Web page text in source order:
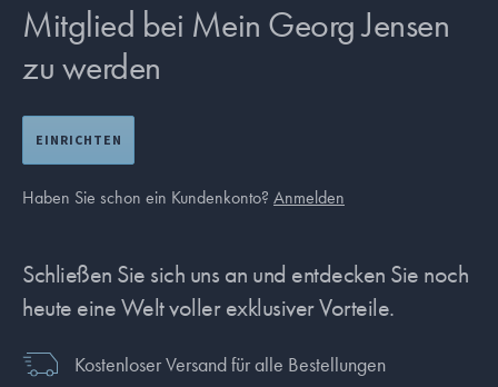
Mitglied bei Mein Georg Jensen
zu werden
EINRICHTEN
Haben Sie schon ein Kundenkonto? Anmelden
Schließen Sie sich uns an und entdecken Sie noch
heute eine Welt voller exklusiver Vorteile.
Kostenloser Versand für alle Bestellungen